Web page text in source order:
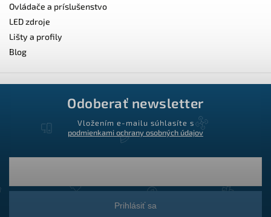
Ovládače a príslušenstvo
LED zdroje
Lišty a profily
Blog
Odoberať newsletter
Vložením e-mailu súhlasíte s
podmienkami ochrany osobných údajov
Prihlásiť sa